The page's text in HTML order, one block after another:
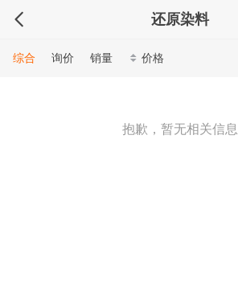
还原染料
综合 询价 销量 价格
抱歉，暂无相关信息